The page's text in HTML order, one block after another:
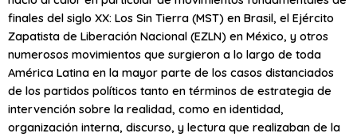
finales del siglo XX: Los Sin Tierra (MST) en Brasil, el Ejército
Zapatista de Liberación Nacional (EZLN) en México, y otros
numerosos movimientos que surgieron a lo largo de toda
América Latina en la mayor parte de los casos distanciados
de los partidos políticos tanto en términos de estrategia de
intervención sobre la realidad, como en identidad,
organización interna, discurso, y lectura que realizaban de la